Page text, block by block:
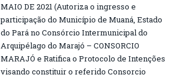
MAIO DE 2021 (Autoriza o ingresso e
participação do Município de Muaná, Estado
do Pará no Consórcio Intermunicipal do
Arquipélago do Marajó – CONSORCIO
MARAJÓ e Ratifica o Protocolo de Intenções
visando constituir o referido Consorcio